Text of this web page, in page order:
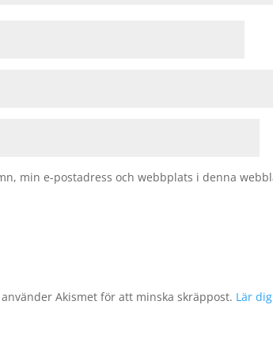
min e-postadress och webbplats i denna
Akismet för att minska skräppost. Lär